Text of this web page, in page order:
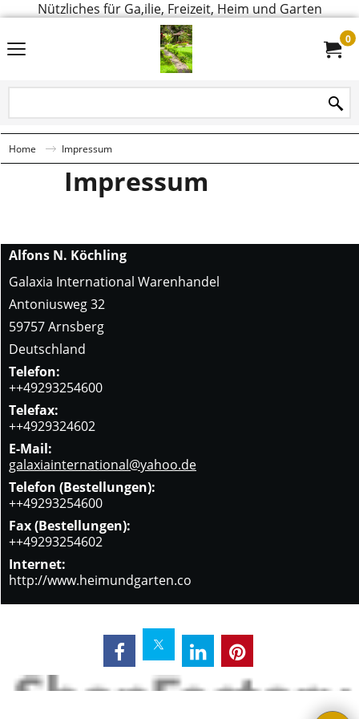
Nützliches für Ga,ilie, Freizeit, Heim und Garten
0
Home Impressum
Impressum
Alfons N. Köchling
Galaxia International Warenhandel
Antoniusweg 32
59757 Arnsberg
Deutschland
Telefon:
++49293254600
Telefax:
++4929324602
E-Mail:
galaxiainternational@yahoo.de
Telefon (Bestellungen):
++49293254600
Fax (Bestellungen):
++49293254602
Internet:
http://www.heimundgarten.co
WebShop erstellt mit ShopFactory Shop Software.